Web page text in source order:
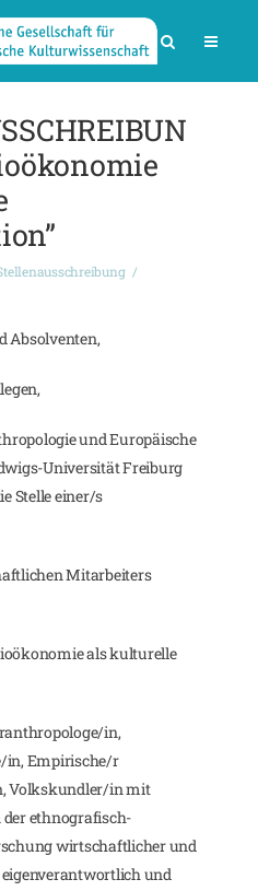
Absolventen,
und Europäische
Universität Freiburg
Stelle einer/s
Mitarbeiters
als kulturelle
in,
in, Empirische/r
Volkskundler/in mit
der ethnografisch-​
wirtschaftlicher und
eigenverantwortlich und